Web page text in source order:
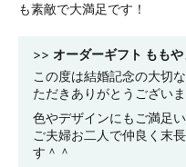
も素敵で大満足です！
>> オーダーギフト ももや
この度は結婚記念の大切
ただきありがとうございま
色やデザインにもご満足
ご夫婦お二人で仲良く末
す＾＾